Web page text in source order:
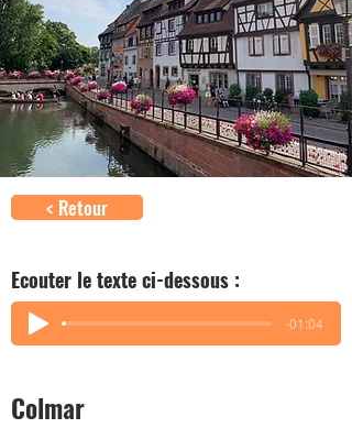
< Retour
Ecouter le texte ci-dessous :
-01:04
Colmar